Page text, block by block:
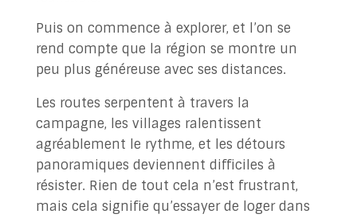
Puis on commence à explorer, et l’on se
rend compte que la région se montre un
peu plus généreuse avec ses distances.
Les routes serpentent à travers la
campagne, les villages ralentissent
agréablement le rythme, et les détours
panoramiques deviennent difficiles à
résister. Rien de tout cela n’est frustrant,
mais cela signifie qu’essayer de loger dans